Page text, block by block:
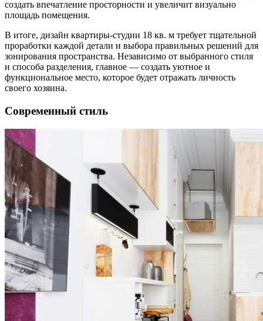
создать впечатление просторности и увеличит визуально
площадь помещения.
В итоге, дизайн квартиры-студии 18 кв. м требует тщательной
проработки каждой детали и выбора правильных решений для
зонирования пространства. Независимо от выбранного стиля
и способа разделения, главное — создать уютное и
функциональное место, которое будет отражать личность
своего хозяина.
Современный стиль